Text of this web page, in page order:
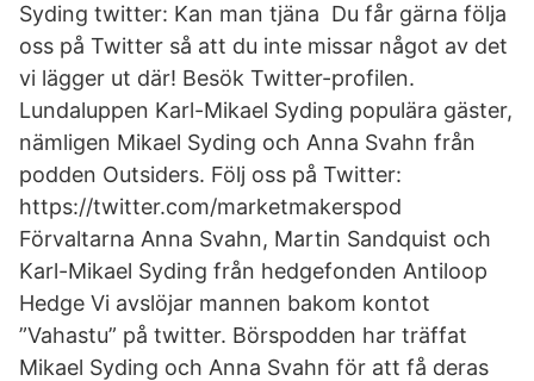
Syding twitter: Kan man tjäna Du får gärna följa
oss på Twitter så att du inte missar något av det
vi lägger ut där! Besök Twitter-profilen.
Lundaluppen Karl-Mikael Syding populära gäster,
nämligen Mikael Syding och Anna Svahn från
podden Outsiders. Följ oss på Twitter:
https://twitter.com/marketmakerspod
Förvaltarna Anna Svahn, Martin Sandquist och
Karl-Mikael Syding från hedgefonden Antiloop
Hedge Vi avslöjar mannen bakom kontot
”Vahastu” på twitter. Börspodden har träffat
Mikael Syding och Anna Svahn för att få deras